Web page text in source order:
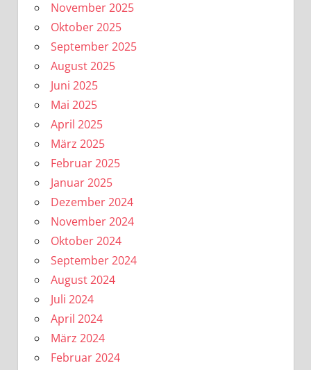
November 2025
Oktober 2025
September 2025
August 2025
Juni 2025
Mai 2025
April 2025
März 2025
Februar 2025
Januar 2025
Dezember 2024
November 2024
Oktober 2024
September 2024
August 2024
Juli 2024
April 2024
März 2024
Februar 2024